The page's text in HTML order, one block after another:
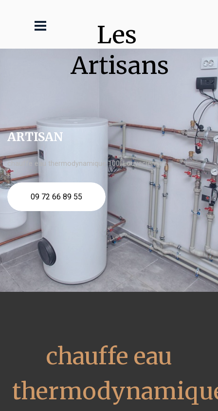
Les
Artisans
ARTISAN
chauffe eau thermodynamique 100l Louveciennes
09 72 66 89 55
chauffe eau